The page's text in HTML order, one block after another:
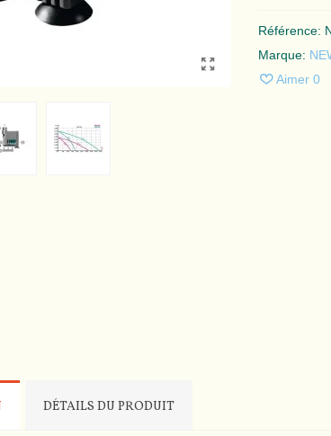
Référence:
Marque:
Aimer 0
DÉTAILS DU PRODUIT